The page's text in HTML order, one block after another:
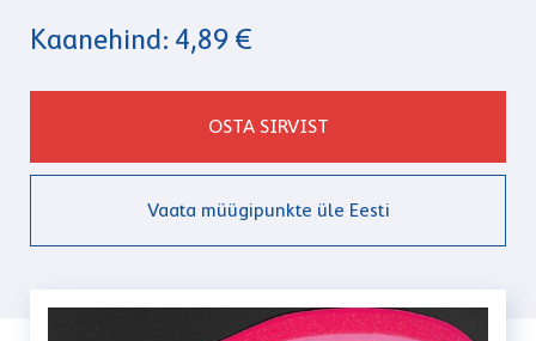
Kaanehind: 4,89 €
OSTA SIRVIST
Vaata müügipunkte üle Eesti